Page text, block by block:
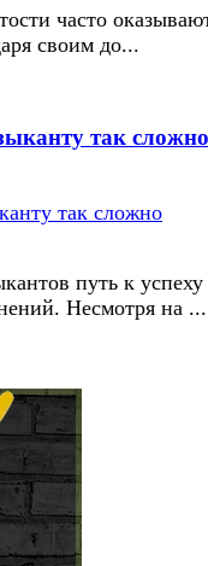
часто
своим до...
так сложно
путь к успеху
Несмотря на ...